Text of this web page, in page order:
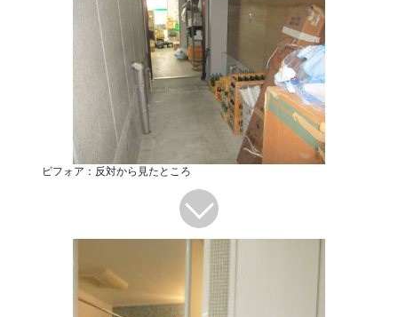
ビフォア：反対から見たところ